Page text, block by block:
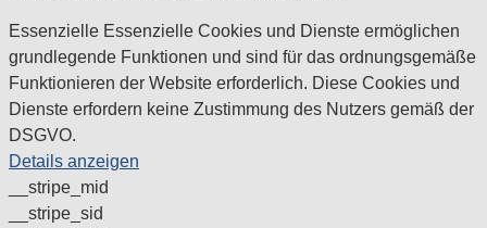
Essenzielle Essenzielle Cookies und Dienste ermöglichen
grundlegende Funktionen und sind für das ordnungsgemäße
Funktionieren der Website erforderlich. Diese Cookies und
Dienste erfordern keine Zustimmung des Nutzers gemäß der
DSGVO.
Details anzeigen
__stripe_mid
__stripe_sid